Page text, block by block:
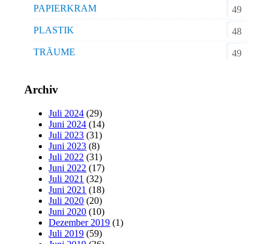
PAPIERKRAM
49
PLASTIK
48
TRÄUME
49
Archiv
Juli 2024 (29)
Juni 2024 (14)
Juli 2023 (31)
Juni 2023 (8)
Juli 2022 (31)
Juni 2022 (17)
Juli 2021 (32)
Juni 2021 (18)
Juli 2020 (20)
Juni 2020 (10)
Dezember 2019 (1)
Juli 2019 (59)